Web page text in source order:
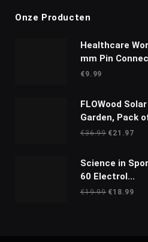
Onze Producten
Healthcare
mm Pin
€9.99
FLOWood
Garden, Pack
€36.99
€36.99.
€21.97
Science in
60 Electrol...
€19.99 €18.99